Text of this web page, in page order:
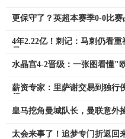
更保守了？英超本赛季0-0比
4年2.22亿！刺记：马刺仍看
水晶宫4-2晋级：一张图看懂"
薪资专家：里萨谢交易到独行
皇马挖角曼城队长，曼联意外
太会来事了！追梦专门折返回